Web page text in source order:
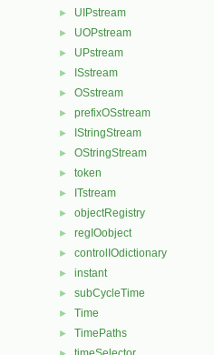
► UIPstream
► UOPstream
► UPstream
► ISstream
► OSstream
► prefixOSstream
► IStringStream
► OStringStream
► token
► ITstream
► objectRegistry
► regIOobject
► controlIOdictionary
► instant
► subCycleTime
► Time
► TimePaths